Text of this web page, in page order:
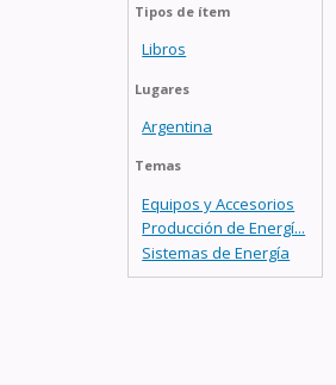
Tipos de ítem
Libros
Lugares
Argentina
Temas
Equipos y Accesorios
Producción de Energí...
Sistemas de Energía